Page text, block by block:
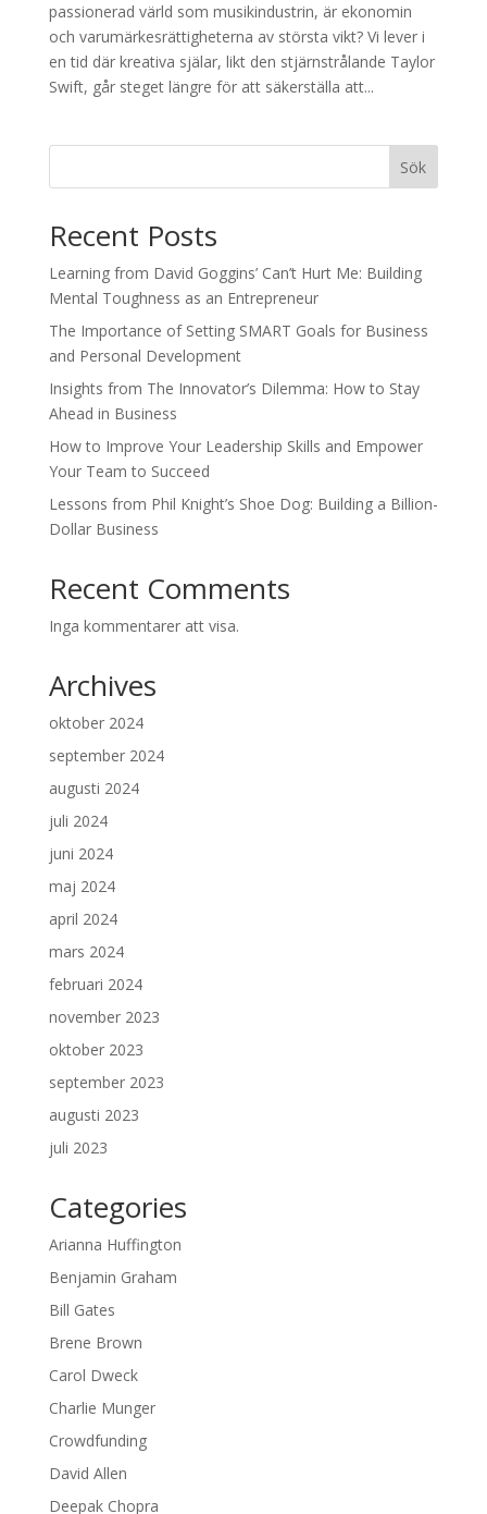
passionerad värld som musikindustrin, är ekonomin
och varumärkesrättigheterna av största vikt? Vi lever i
en tid där kreativa själar, likt den stjärnstrålande Taylor
Swift, går steget längre för att säkerställa att...
Sök
Recent Posts
Learning from David Goggins’ Can’t Hurt Me: Building
Mental Toughness as an Entrepreneur
The Importance of Setting SMART Goals for Business
and Personal Development
Insights from The Innovator’s Dilemma: How to Stay
Ahead in Business
How to Improve Your Leadership Skills and Empower
Your Team to Succeed
Lessons from Phil Knight’s Shoe Dog: Building a Billion-
Dollar Business
Recent Comments
Inga kommentarer att visa.
Archives
oktober 2024
september 2024
augusti 2024
juli 2024
juni 2024
maj 2024
april 2024
mars 2024
februari 2024
november 2023
oktober 2023
september 2023
augusti 2023
juli 2023
Categories
Arianna Huffington
Benjamin Graham
Bill Gates
Brene Brown
Carol Dweck
Charlie Munger
Crowdfunding
David Allen
Deepak Chopra